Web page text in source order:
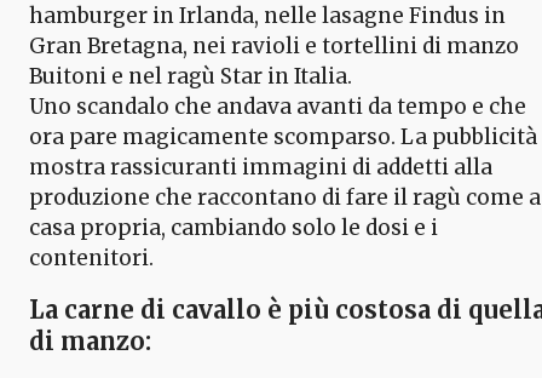
hamburger in Irlanda, nelle lasagne Findus in
Gran Bretagna, nei ravioli e tortellini di manzo
Buitoni e nel ragù Star in Italia.
Uno scandalo che andava avanti da tempo e che
ora pare magicamente scomparso. La pubblicità
mostra rassicuranti immagini di addetti alla
produzione che raccontano di fare il ragù come a
casa propria, cambiando solo le dosi e i
contenitori.
La carne di cavallo è più costosa di
di manzo: